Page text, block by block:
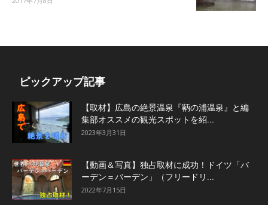
ピックアップ記事
【取材】広島の絶景温泉『鞆の浦温泉』と編
集部オススメの観光スポットを紹...
2023年3月31日
【動画＆写真】独占取材に成功！ドイツ「バ
ーデン＝バーデン」（フリードリ...
2022年7月15日